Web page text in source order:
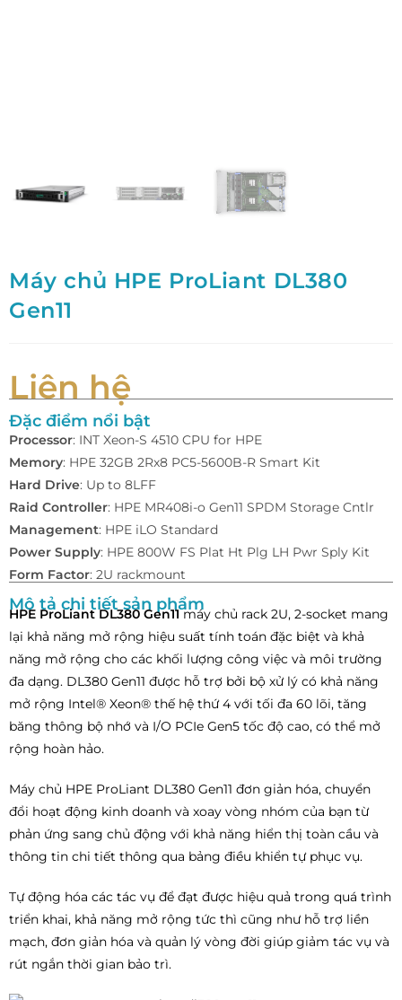
Máy chủ HPE ProLiant DL380
Gen11
Liên hệ
Đặc điểm nổi bật
Processor: INT Xeon-S 4510 CPU for HPE
Memory: HPE 32GB 2Rx8 PC5-5600B-R Smart Kit
Hard Drive: Up to 8LFF
Raid Controller: HPE MR408i-o Gen11 SPDM Storage Cntlr
Management: HPE iLO Standard
Power Supply: HPE 800W FS Plat Ht Plg LH Pwr Sply Kit
Form Factor: 2U rackmount
Mô tả chi tiết sản phẩm
HPE ProLiant DL380 Gen11máy chủ rack 2U, 2-socket mang
lại khả năng mở rộng hiệu suất tính toán đặc biệt và khả
năng mở rộng cho các khối lượng công việc và môi trường
đa dạng. DL380 Gen11 được hỗ trợ bởi bộ xử lý có khả năng
mở rộng Intel® Xeon® thế hệ thứ 4 với tối đa 60 lõi, tăng
băng thông bộ nhớ và I/O PCIe Gen5 tốc độ cao, có thể mở
rộng hoàn hảo.
Máy chủ HPE ProLiant DL380 Gen11 đơn giản hóa, chuyển
đổi hoạt động kinh doanh và xoay vòng nhóm của bạn từ
phản ứng sang chủ động với khả năng hiển thị toàn cầu và
thông tin chi tiết thông qua bảng điều khiển tự phục vụ.
Tự động hóa các tác vụ để đạt được hiệu quả trong quá trình
triển khai, khả năng mở rộng tức thì cũng như hỗ trợ liền
mạch, đơn giản hóa và quản lý vòng đời giúp giảm tác vụ và
rút ngắn thời gian bảo trì.